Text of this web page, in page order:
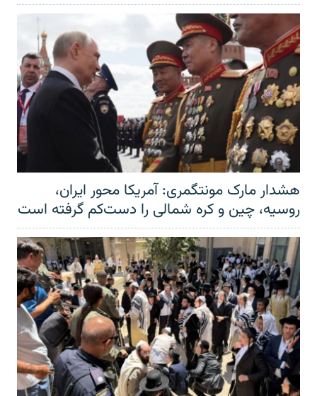
هشدار مارک مونتگمری: آمریکا محور ایران،
روسیه، چین و کره شمالی را دست‌کم گرفته است